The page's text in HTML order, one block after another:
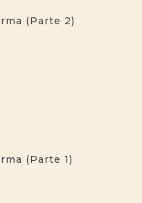
(parte 2)
(parte 1)